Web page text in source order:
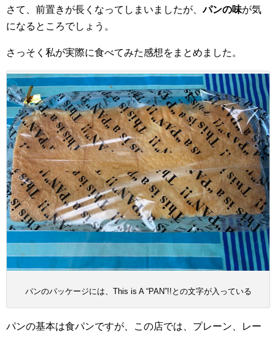
さて、前置きが長くなってしまいましたが、パンの味が気
になるところでしょう。
さっそく私が実際に食べてみた感想をまとめました。
パンのパッケージには、This is A “PAN”!!との文字が入っている
パンの基本は食パンですが、この店では、プレーン、レー